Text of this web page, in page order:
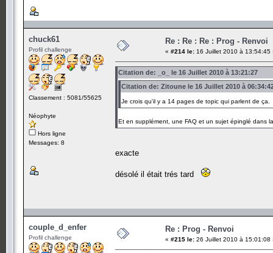
chuck61
Profil challenge
Classement : 5081/55625
Néophyte
Hors ligne
Messages: 8
Re : Re : Re : Prog - Renvoi
« #214 le: 16 Juillet 2010 à 13:54:45
Citation de: _o_ le 16 Juillet 2010 à 13:21:27
Citation de: Zitoune le 16 Juillet 2010 à
Je crois qu'il y a 14 pages de topic qui parlent de ça.
Et en supplément, une FAQ et un sujet épinglé dans
exacte
désolé il était trés tard
couple_d_enfer
Profil challenge
Re : Prog - Renvoi
« #215 le: 26 Juillet 2010 à 15:01:08